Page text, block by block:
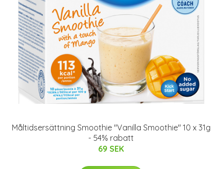
Måltidsersättning Smoothie "Vanilla Smoothie" 10 x 31g
- 54% rabatt
69 SEK